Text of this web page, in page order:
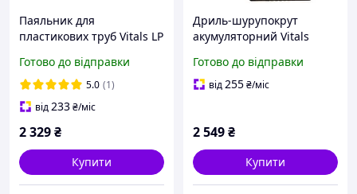
Паяльник для
пластикових труб Vitals LP
Готово до відправки
5.0 (1)
від233₴/міс
2 329₴
Купити
Дриль-шурупокрут
акумуляторний Vitals
Готово до відправки
від255₴/міс
2 549₴
Купити